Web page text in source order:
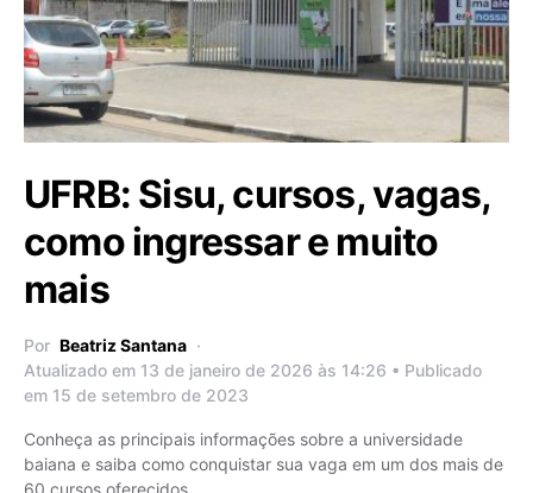
UFRB: Sisu, cursos, vagas,
como ingressar e muito
mais
Por Beatriz Santana
Atualizado em 13 de janeiro de 2026 às 14:26 • Publicado
em 15 de setembro de 2023
Conheça as principais informações sobre a universidade
baiana e saiba como conquistar sua vaga em um dos mais de